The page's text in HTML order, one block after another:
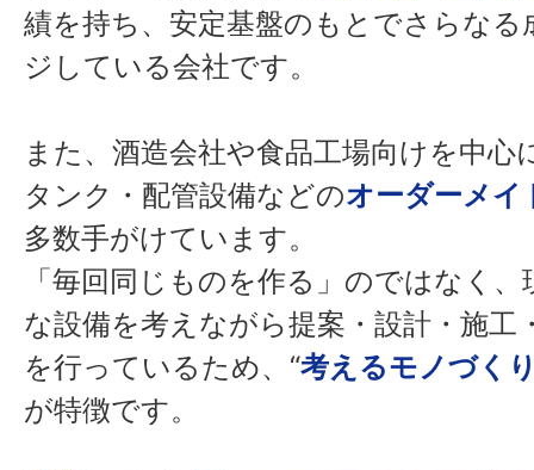
績を持ち、安定基盤のもとでさらなる
ジしている会社です。
また、酒造会社や食品工場向けを中心
タンク・配管設備などのオーダーメイ
多数手がけています。
「毎回同じものを作る」のではなく
な設備を考えながら提案・設計・施工
を行っているため、“考えるモノづく
が特徴です。